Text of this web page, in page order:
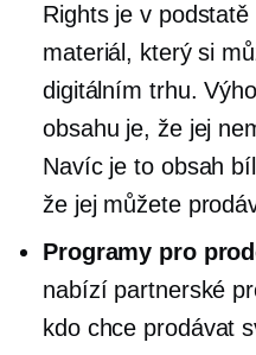
Rights je v podstatě
materiál, který si
digitálním trhu.
obsahu je, že jej
Navíc je to obsah
že jej můžete
Programy pro
nabízí partnerské
kdo chce prodávat